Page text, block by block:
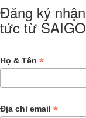
Đăng ký
tức từ
Họ & Tên *
Địa chỉ email *